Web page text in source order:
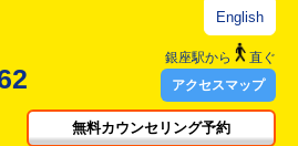
English
銀座駅から
直ぐ
アクセスマップ
無料カウンセリング予約